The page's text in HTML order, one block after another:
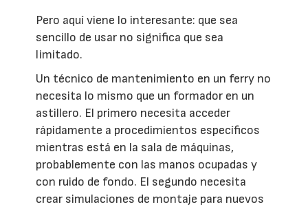
Pero aquí viene lo interesante: que sea
sencillo de usar no significa que sea
limitado.
Un técnico de mantenimiento en un ferry no
necesita lo mismo que un formador en un
astillero. El primero necesita acceder
rápidamente a procedimientos específicos
mientras está en la sala de máquinas,
probablemente con las manos ocupadas y
con ruido de fondo. El segundo necesita
crear simulaciones de montaje para nuevos